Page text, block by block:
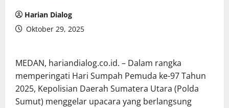
Harian Dialog
Oktober 29, 2025
MEDAN, hariandialog.co.id. – Dalam rangka
memperingati Hari Sumpah Pemuda ke-97 Tahun
2025, Kepolisian Daerah Sumatera Utara (Polda
Sumut) menggelar upacara yang berlangsung